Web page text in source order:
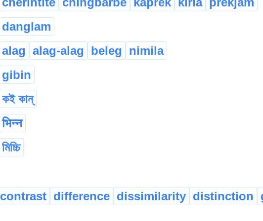
danglam
alag alag-alag beleg nimila
gibin
কই কান্
भिन्न
মিচ্চি
contrast difference dissimilarity distinction